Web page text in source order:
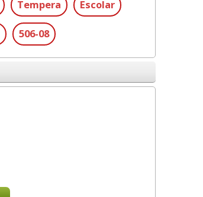
Tempera Escolar
506-08